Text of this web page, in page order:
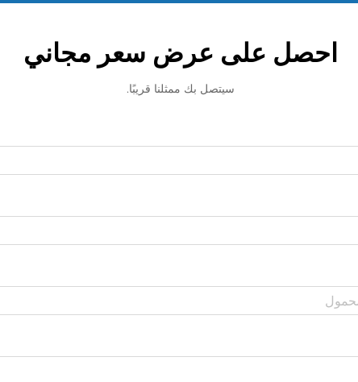
احصل على عرض سعر مجاني
سيتصل بك ممثلنا قريبًا.